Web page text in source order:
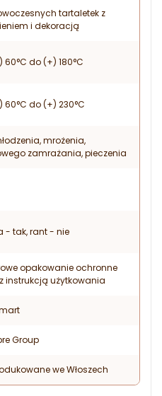
tartaletek z
i dekoracją
do (+) 180°C
do (+) 230°C
mrożenia,
zamrażania, pieczenia
- tak, rant - nie
opakowanie ochronne
instrukcją użytkowania
Group
we Włoszech